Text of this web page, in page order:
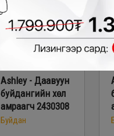
Ashley - Даавуун
буйдангийн хөл
амраагч 2430308
Буйдан